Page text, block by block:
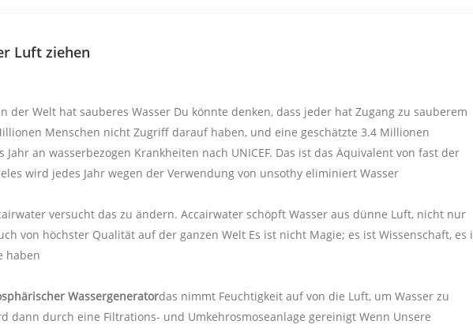
Luft ziehen
der Welt hat sauberes Wasser Du könnte denken, dass jeder hat Zugang zu sauberem
Menschen nicht Zugriff darauf haben, und eine geschätzte 3.4 Millionen
Jahr an wasserbezogen Krankheiten nach UNICEF. Das ist das Äquivalent von fast der
wird jedes Jahr wegen der Verwendung von unsothy eliminiert Wasser
versucht das zu ändern. Accairwater schöpft Wasser aus dünne Luft, nicht nur
von höchster Qualität auf der ganzen Welt Es ist nicht Magie; es ist Wissenschaft, es
haben
Wassergeneratordas nimmt Feuchtigkeit auf von die Luft, um Wasser zu
dann durch eine Filtrations- und Umkehrosmoseanlage gereinigt Wenn Unsere